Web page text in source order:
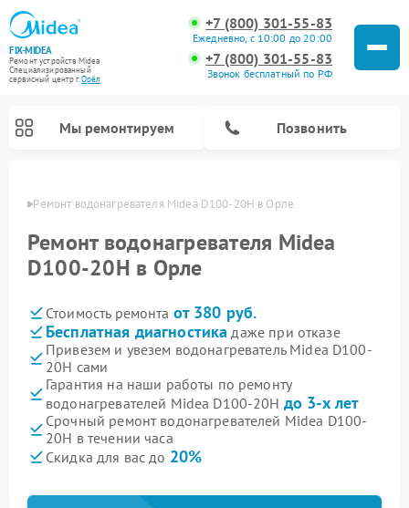
FIX-MIDEA
Ремонт устройств Midea
Специализированный
cервисный центр г.Орёл
+7 (800) 301-55-83
Ежедневно, с 10:00 до 20:00
+7 (800) 301-55-83
Звонок бесплатный по РФ
Мы ремонтируем Позвонить
Орле Ремонт водонагревателя Midea D100-20H в Орле
Ремонт водонагревателя Midea
D100-20H в Орле
Стоимость ремонта от 380 руб.
Бесплатная диагностика даже при отказе
Привезем и увезем водонагреватель Midea D100-
20H сами
Гарантия на наши работы по ремонту
водонагревателей Midea D100-20H до 3-х лет
Срочный ремонт водонагревателей Midea D100-
20H в течении часа
Скидка для вас до 20%